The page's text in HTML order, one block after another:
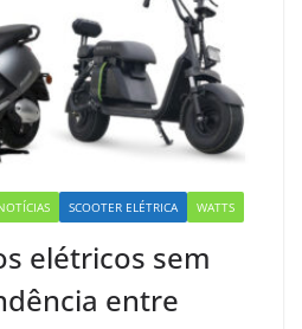
SCOOTER ELÉTRICA WATTS
elétricos sem
entre